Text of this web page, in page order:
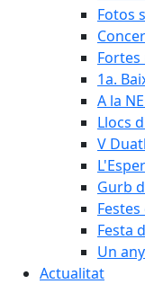
Fotos
1a.
A la
Llocs
V
Gurb
Festa
Un
Actualitat